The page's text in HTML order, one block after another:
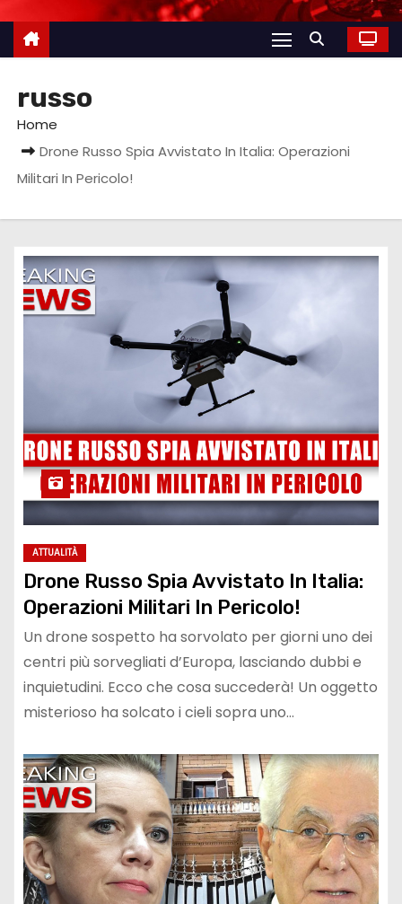
russo
Home
Drone Russo Spia Avvistato In Italia: Operazioni
Militari In Pericolo!
ATTUALITÀ
Drone Russo Spia Avvistato In Italia:
Operazioni Militari In Pericolo!
Un drone sospetto ha sorvolato per giorni uno dei
centri più sorvegliati d’Europa, lasciando dubbi e
inquietudini. Ecco che cosa succederà! Un oggetto
misterioso ha solcato i cieli sopra uno…